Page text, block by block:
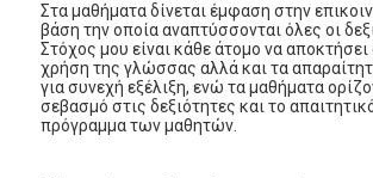
Στα μαθήματα δίνεται έμφαση στην
βάση την οποία αναπτύσσονται όλες οι
Στόχος μου είναι κάθε άτομο να
χρήση της γλώσσας αλλά και τα
για συνεχή εξέλιξη, ενώ τα μαθήματα
σεβασμό στις δεξιότητες και το
πρόγραμμα των μαθητών.